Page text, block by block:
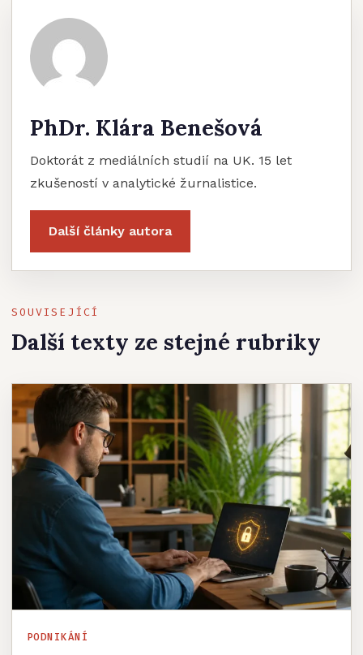
PhDr. Klára Benešová
Doktorát z mediálních studií na UK. 15 let
zkušeností v analytické žurnalistice.
Další články autora
SOUVISEJÍCÍ
Další texty ze stejné rubriky
PODNIKÁNÍ